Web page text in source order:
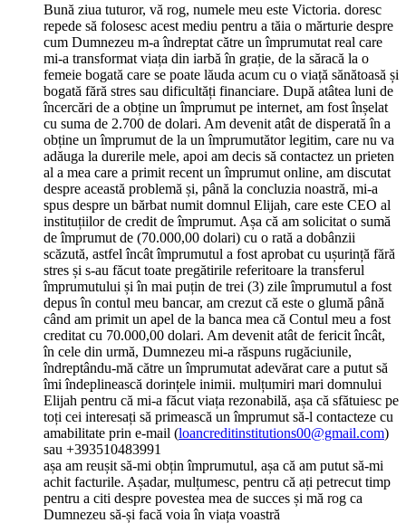
Bună ziua tuturor, vă rog, numele meu este Victoria. doresc
repede să folosesc acest mediu pentru a tăia o mărturie despre
cum Dumnezeu m-a îndreptat către un împrumutat real care
mi-a transformat viața din iarbă în grație, de la săracă la o
femeie bogată care se poate lăuda acum cu o viață sănătoasă și
bogată fără stres sau dificultăți financiare. După atâtea luni de
încercări de a obține un împrumut pe internet, am fost înșelat
cu suma de 2.700 de dolari. Am devenit atât de disperată în a
obține un împrumut de la un împrumutător legitim, care nu va
adăuga la durerile mele, apoi am decis să contactez un prieten
al a mea care a primit recent un împrumut online, am discutat
despre această problemă și, până la concluzia noastră, mi-a
spus despre un bărbat numit domnul Elijah, care este CEO al
instituțiilor de credit de împrumut. Așa că am solicitat o sumă
de împrumut de (70.000,00 dolari) cu o rată a dobânzii
scăzută, astfel încât împrumutul a fost aprobat cu ușurință fără
stres și s-au făcut toate pregătirile referitoare la transferul
împrumutului și în mai puțin de trei (3) zile împrumutul a fost
depus în contul meu bancar, am crezut că este o glumă până
când am primit un apel de la banca mea că Contul meu a fost
creditat cu 70.000,00 dolari. Am devenit atât de fericit încât,
în cele din urmă, Dumnezeu mi-a răspuns rugăciunile,
îndreptându-mă către un împrumutat adevărat care a putut să
îmi îndeplinească dorințele inimii. mulțumiri mari domnului
Elijah pentru că mi-a făcut viața rezonabilă, așa că sfătuiesc pe
toți cei interesați să primească un împrumut să-l contacteze cu
amabilitate prin e-mail (loancreditinstitutions00@gmail.com)
sau +393510483991
așa am reușit să-mi obțin împrumutul, așa că am putut să-mi
achit facturile. Așadar, mulțumesc, pentru că ați petrecut timp
pentru a citi despre povestea mea de succes și mă rog ca
Dumnezeu să-și facă voia în viața voastră